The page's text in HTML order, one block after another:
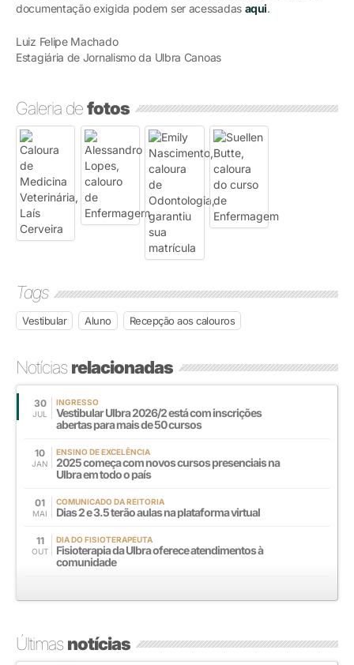
documentação exigida podem ser acessadas aqui.
Luiz Felipe Machado
Estagiária de Jornalismo da Ulbra Canoas
Galeria defotos
Tags
Vestibular Aluno Recepção aos calouros
Notíciasrelacionadas
30
JUL
INGRESSO
Vestibular Ulbra 2026/2 está com inscrições
abertas para mais de 50 cursos
10
JAN
ENSINO DE EXCELÊNCIA
2025 começa com novos cursos presenciais na
Ulbra em todo o país
01
MAI
COMUNICADO DA REITORIA
Dias 2 e 3.5 terão aulas na plataforma virtual
11
OUT
DIA DO FISIOTERAPEUTA
Fisioterapia da Ulbra oferece atendimentos à
comunidade
Últimasnotícias